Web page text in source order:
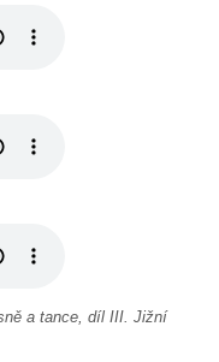
a tance, díl III. Jižní